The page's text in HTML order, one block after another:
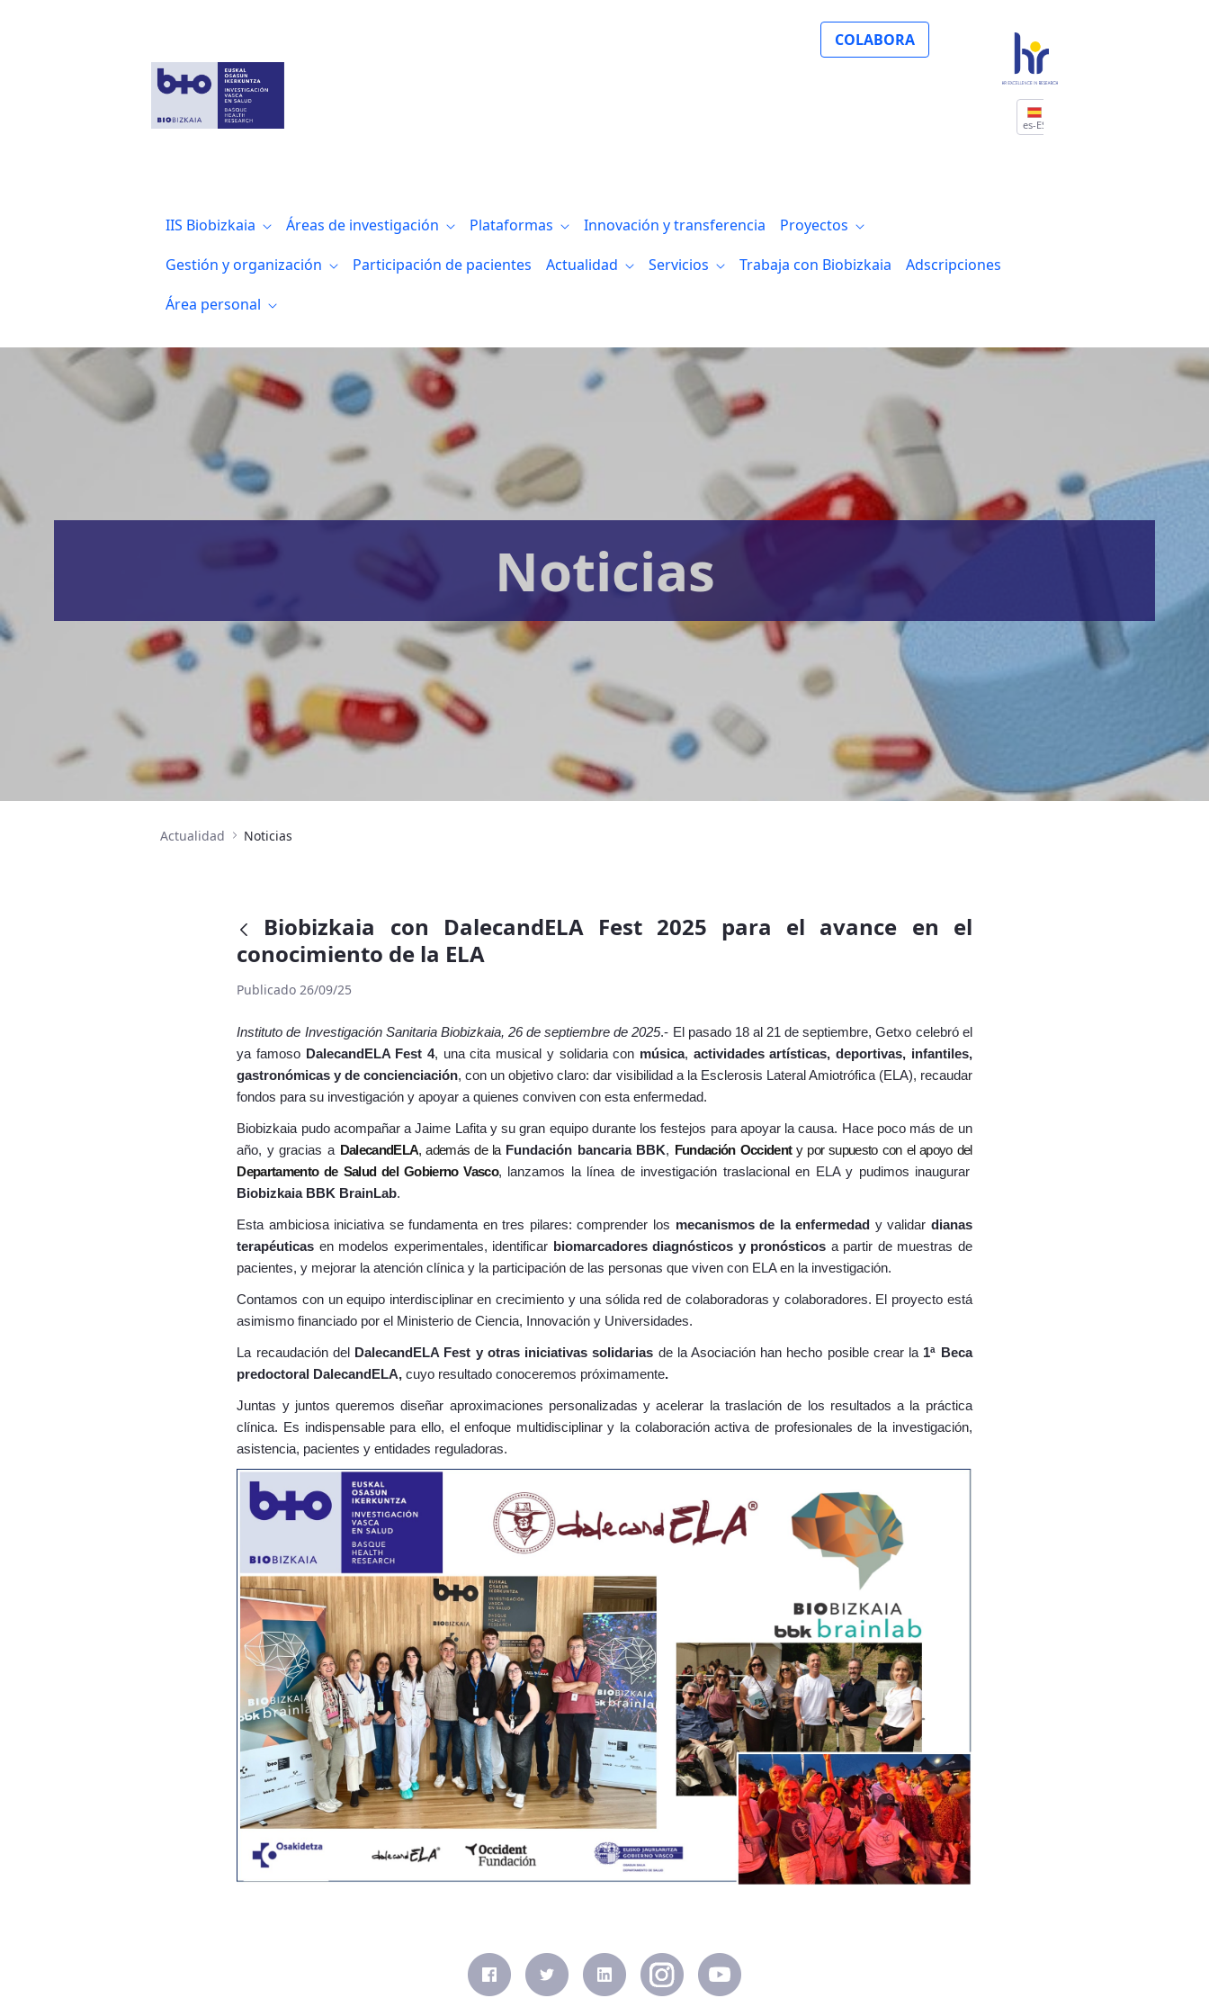
COLABORA
es-ES
IIS Biobizkaia Áreas de investigación Plataformas Innovación y transferencia
Proyectos
Gestión y organización
Participación de pacientes Actualidad Servicios Trabaja con Biobizkaia
Adscripciones
Área personal
Noticias
Actualidad Noticias
Biobizkaia con DalecandELA Fest 2025 para el avance en el
conocimiento de la ELA
Publicado 26/09/25
Instituto de Investigación Sanitaria Biobizkaia, 26 de septiembre de 2025.- El pasado 18 al 21 de septiembre, Getxo celebró el
ya famoso DalecandELA Fest 4, una cita musical y solidaria con música, actividades artísticas, deportivas, infantiles,
gastronómicas y de concienciación, con un objetivo claro: dar visibilidad a la Esclerosis Lateral Amiotrófica (ELA), recaudar
fondos para su investigación y apoyar a quienes conviven con esta enfermedad.
Biobizkaia pudo acompañar a Jaime Lafita y su gran equipo durante los festejos para apoyar la causa. Hace poco más de un
año, y gracias a DalecandELA, además de la Fundación bancaria BBK, Fundación Occidenty por supuesto con el apoyo del
Departamento de Salud del Gobierno Vasco, lanzamos la línea de investigación traslacional en ELA y pudimos inaugurar
Biobizkaia BBK BrainLab.
Esta ambiciosa iniciativa se fundamenta en tres pilares: comprender los mecanismos de la enfermedad y validar dianas
terapéuticas en modelos experimentales, identificar biomarcadores diagnósticos y pronósticos a partir de muestras de
pacientes, y mejorar la atención clínica y la participación de las personas que viven con ELA en la investigación.
Contamos con un equipo interdisciplinar en crecimiento y una sólida red de colaboradoras y colaboradores. El proyecto está
asimismo financiado por el Ministerio de Ciencia, Innovación y Universidades.
La recaudación del DalecandELA Fest y otras iniciativas solidarias de la Asociación han hecho posible crear la 1ª Beca
predoctoral DalecandELA,cuyo resultado conoceremos próximamente.
Juntas y juntos queremos diseñar aproximaciones personalizadas y acelerar la traslación de los resultados a la práctica
clínica. Es indispensable para ello, el enfoque multidisciplinar y la colaboración activa de profesionales de la investigación,
asistencia, pacientes y entidades reguladoras.